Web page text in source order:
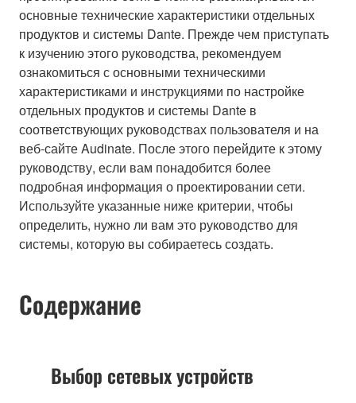
основные технические характеристики отдельных
продуктов и системы Dante. Прежде чем приступать
к изучению этого руководства, рекомендуем
ознакомиться с основными техническими
характеристиками и инструкциями по настройке
отдельных продуктов и системы Dante в
соответствующих руководствах пользователя и на
веб-сайте Audinate. После этого перейдите к этому
руководству, если вам понадобится более
подробная информация о проектировании сети.
Используйте указанные ниже критерии, чтобы
определить, нужно ли вам это руководство для
системы, которую вы собираетесь создать.
Содержание
Выбор сетевых устройств